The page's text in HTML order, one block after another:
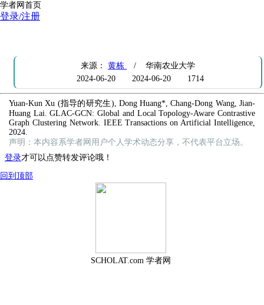
学者网首页
登录/注册
来源： 黄栋
/ 华南农业大学
2024-06-20
2024-06-20 1714
Yuan-Kun Xu (指导的研究生), Dong Huang*, Chang-Dong Wang, Jian-
Huang Lai. GLAC-GCN: Global and Local Topology-Aware Contrastive
Graph Clustering Network. IEEE Transactions on Artificial Intelligence,
2024.
声明：本内容系学者网用户个人学术动态分享，不代表平台立场。
登录才可以点赞转发评论哦！
回到顶部
SCHOLAT.com 学者网